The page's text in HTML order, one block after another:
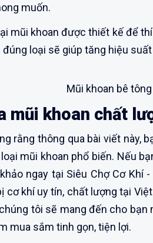
muốn.
mũi khoan được thiết kế để
đúng loại sẽ giúp tăng hiệu
Mũi khoan bê
mũi khoan chất
rằng thông qua bài viết này,
mũi khoan phổ biến. Nếu
ngay tại Siêu Chợ Cơ
cơ khí uy tín, chất lượng tại
tôi sẽ mang đến cho
mua sắm tinh gọn, tiện lợi.